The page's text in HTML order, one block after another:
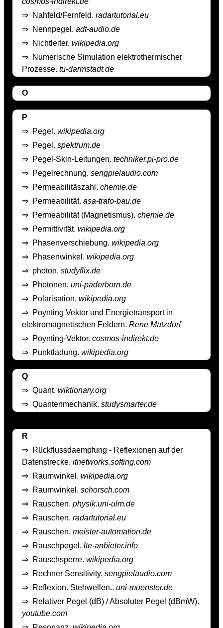
⇒ Nahfeld/Fernfeld. radartutorial.eu
⇒ Nennpegel. adt-audio.de
⇒ Nichtleiter. wikipedia.org
⇒ Numerische Simulation elektrothermischer
Prozesse. tu-darmstadt.de
O
P
⇒ Pegel. wikipedia.org
⇒ Pegel. spektrum.de
⇒ Pegel-Skin-Leitungen. techniker.pi-pro.de
⇒ Pegelrechnung. sengpielaudio.com
⇒ Permeabilitäszahl. chemie.de
⇒ Permeabilität. asa-trafo-bau.de
⇒ Permeabilität (Magnetismus). chemie.de
⇒ Permittivität. wikipedia.org
⇒ Phasenverschiebung. wikipedia.org
⇒ Phasenwinkel. wikipedia.org
⇒ photon. studyflix.de
⇒ Photonen. uni-paderborn.de
⇒ Polarisation. wikipedia.org
⇒ Poynting Vektor und Energietransport in
elektromagnetischen Feldern. Rene Matzdorf
⇒ Poynting-Vektor. cosmos-indirekt.de
⇒ Punktladung. wikipedia.org
Q
⇒ Quant. wiktionary.org
⇒ Quantenmechanik. studysmarter.de
R
⇒ Rückflussdaempfung - Reflexionen auf der
Datenstrecke. itnetworks.softing.com
⇒ Raumwinkel. wikipedia.org
⇒ Raumwinkel. schorsch.com
⇒ Rauschen. physik.uni-ulm.de
⇒ Rauschen. radartutorial.eu
⇒ Rauschen. meister-automation.de
⇒ Rauschpegel. lte-anbieter.info
⇒ Rauschsperre. wikipedia.org
⇒ Rechner Sensitivity. sengpielaudio.com
⇒ Reflexion. Stehwellen.. uni-muenster.de
⇒ Relativer Pegel (dB) / Absoluter Pegel (dBmW).
youtube.com